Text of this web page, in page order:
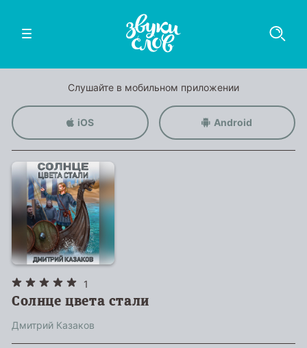
Слушайте в мобильном приложении
iOS Android
1
Солнце цвета стали
Дмитрий Казаков